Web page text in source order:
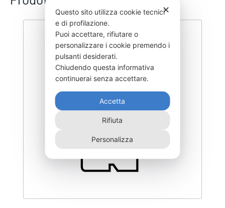
✕
Questo sito utilizza cookie tecnici
e di profilazione.
Puoi accettare, rifiutare o
personalizzare i cookie premendo i
pulsanti desiderati.
Chiudendo questa informativa
continuerai senza accettare.
Accetta
Rifiuta
Personalizza